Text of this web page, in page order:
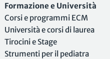
Formazione e Università
Corsi e programmi ECM
Università e corsi di laurea
Tirocini e Stage
Strumenti per il pediatra